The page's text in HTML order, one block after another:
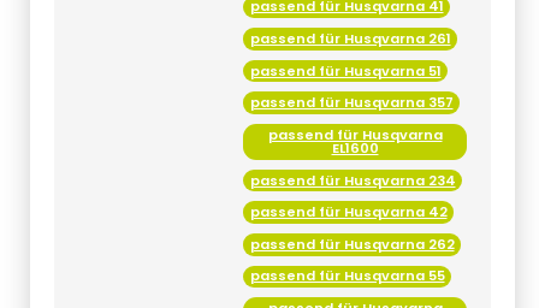
passend für Husqvarna 51
passend für Husqvarna 357
passend für Husqvarna
EL1600
passend für Husqvarna 234
passend für Husqvarna 42
passend für Husqvarna 262
passend für Husqvarna 55
passend für Husqvarna
357XP
passend für Husqvarna 235